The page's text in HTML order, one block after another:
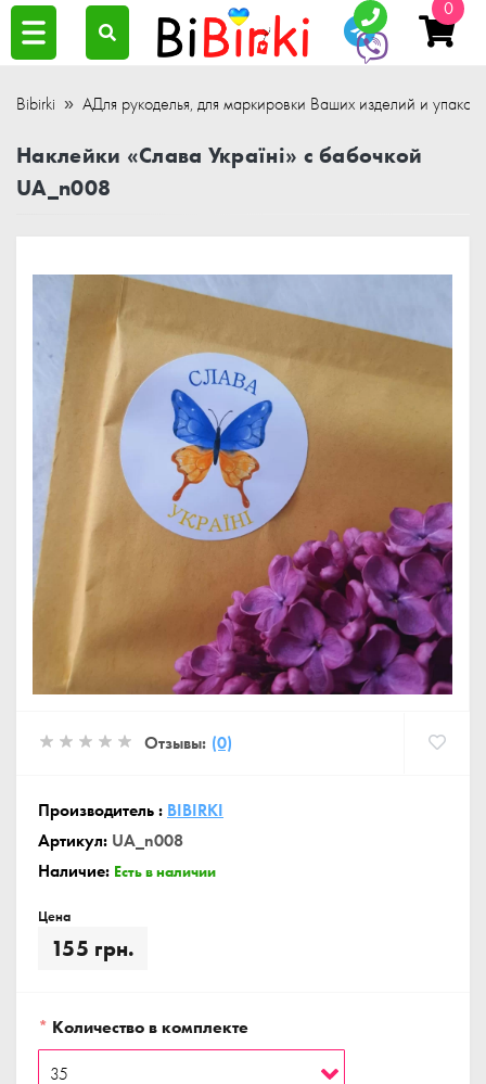
0
Bibirki АДля рукоделья, для маркировки Ваших изделий и
Наклейки «Слава Україні» с бабочкой
UA_n008
Отзывы: (0)
Производитель : BIBIRKI
Артикул: UA_n008
Наличие: Есть в наличии
Цена
155 грн.
* Количество в комплекте